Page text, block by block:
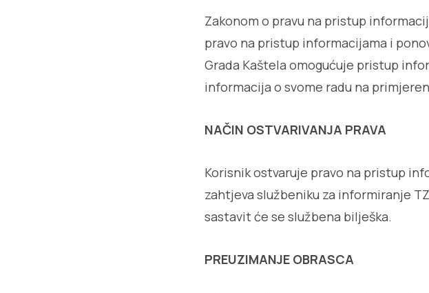
Zakonom o pravu na pristup
pravo na pristup informacijama i
Grada Kaštela omogućuje pristup
informacija o svome radu na
NAČIN OSTVARIVANJA PRAVA
Korisnik ostvaruje pravo na pristup
zahtjeva službeniku za informiranje
sastavit će se službena bilješka.
PREUZIMANJE OBRASCA